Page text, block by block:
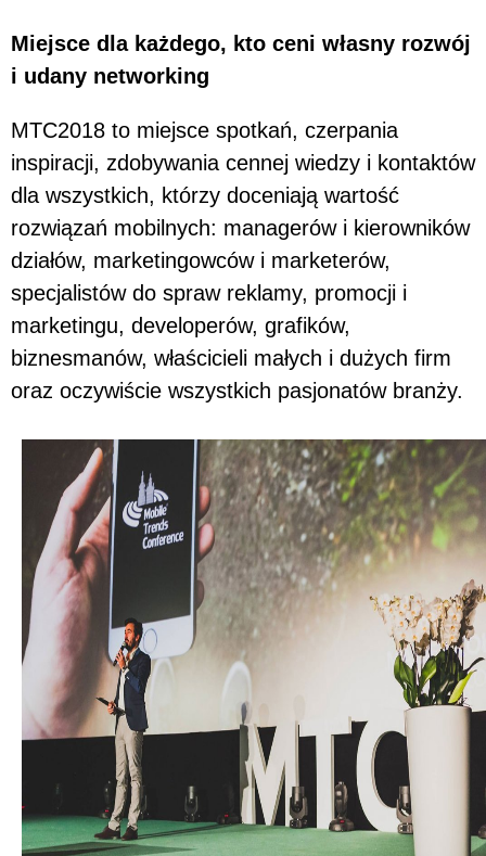
Miejsce dla każdego, kto ceni własny rozwój
i udany networking
MTC2018 to miejsce spotkań, czerpania
inspiracji, zdobywania cennej wiedzy i kontaktów
dla wszystkich, którzy doceniają wartość
rozwiązań mobilnych: managerów i kierowników
działów, marketingowców i marketerów,
specjalistów do spraw reklamy, promocji i
marketingu, developerów, grafików,
biznesmanów, właścicieli małych i dużych firm
oraz oczywiście wszystkich pasjonatów branży.